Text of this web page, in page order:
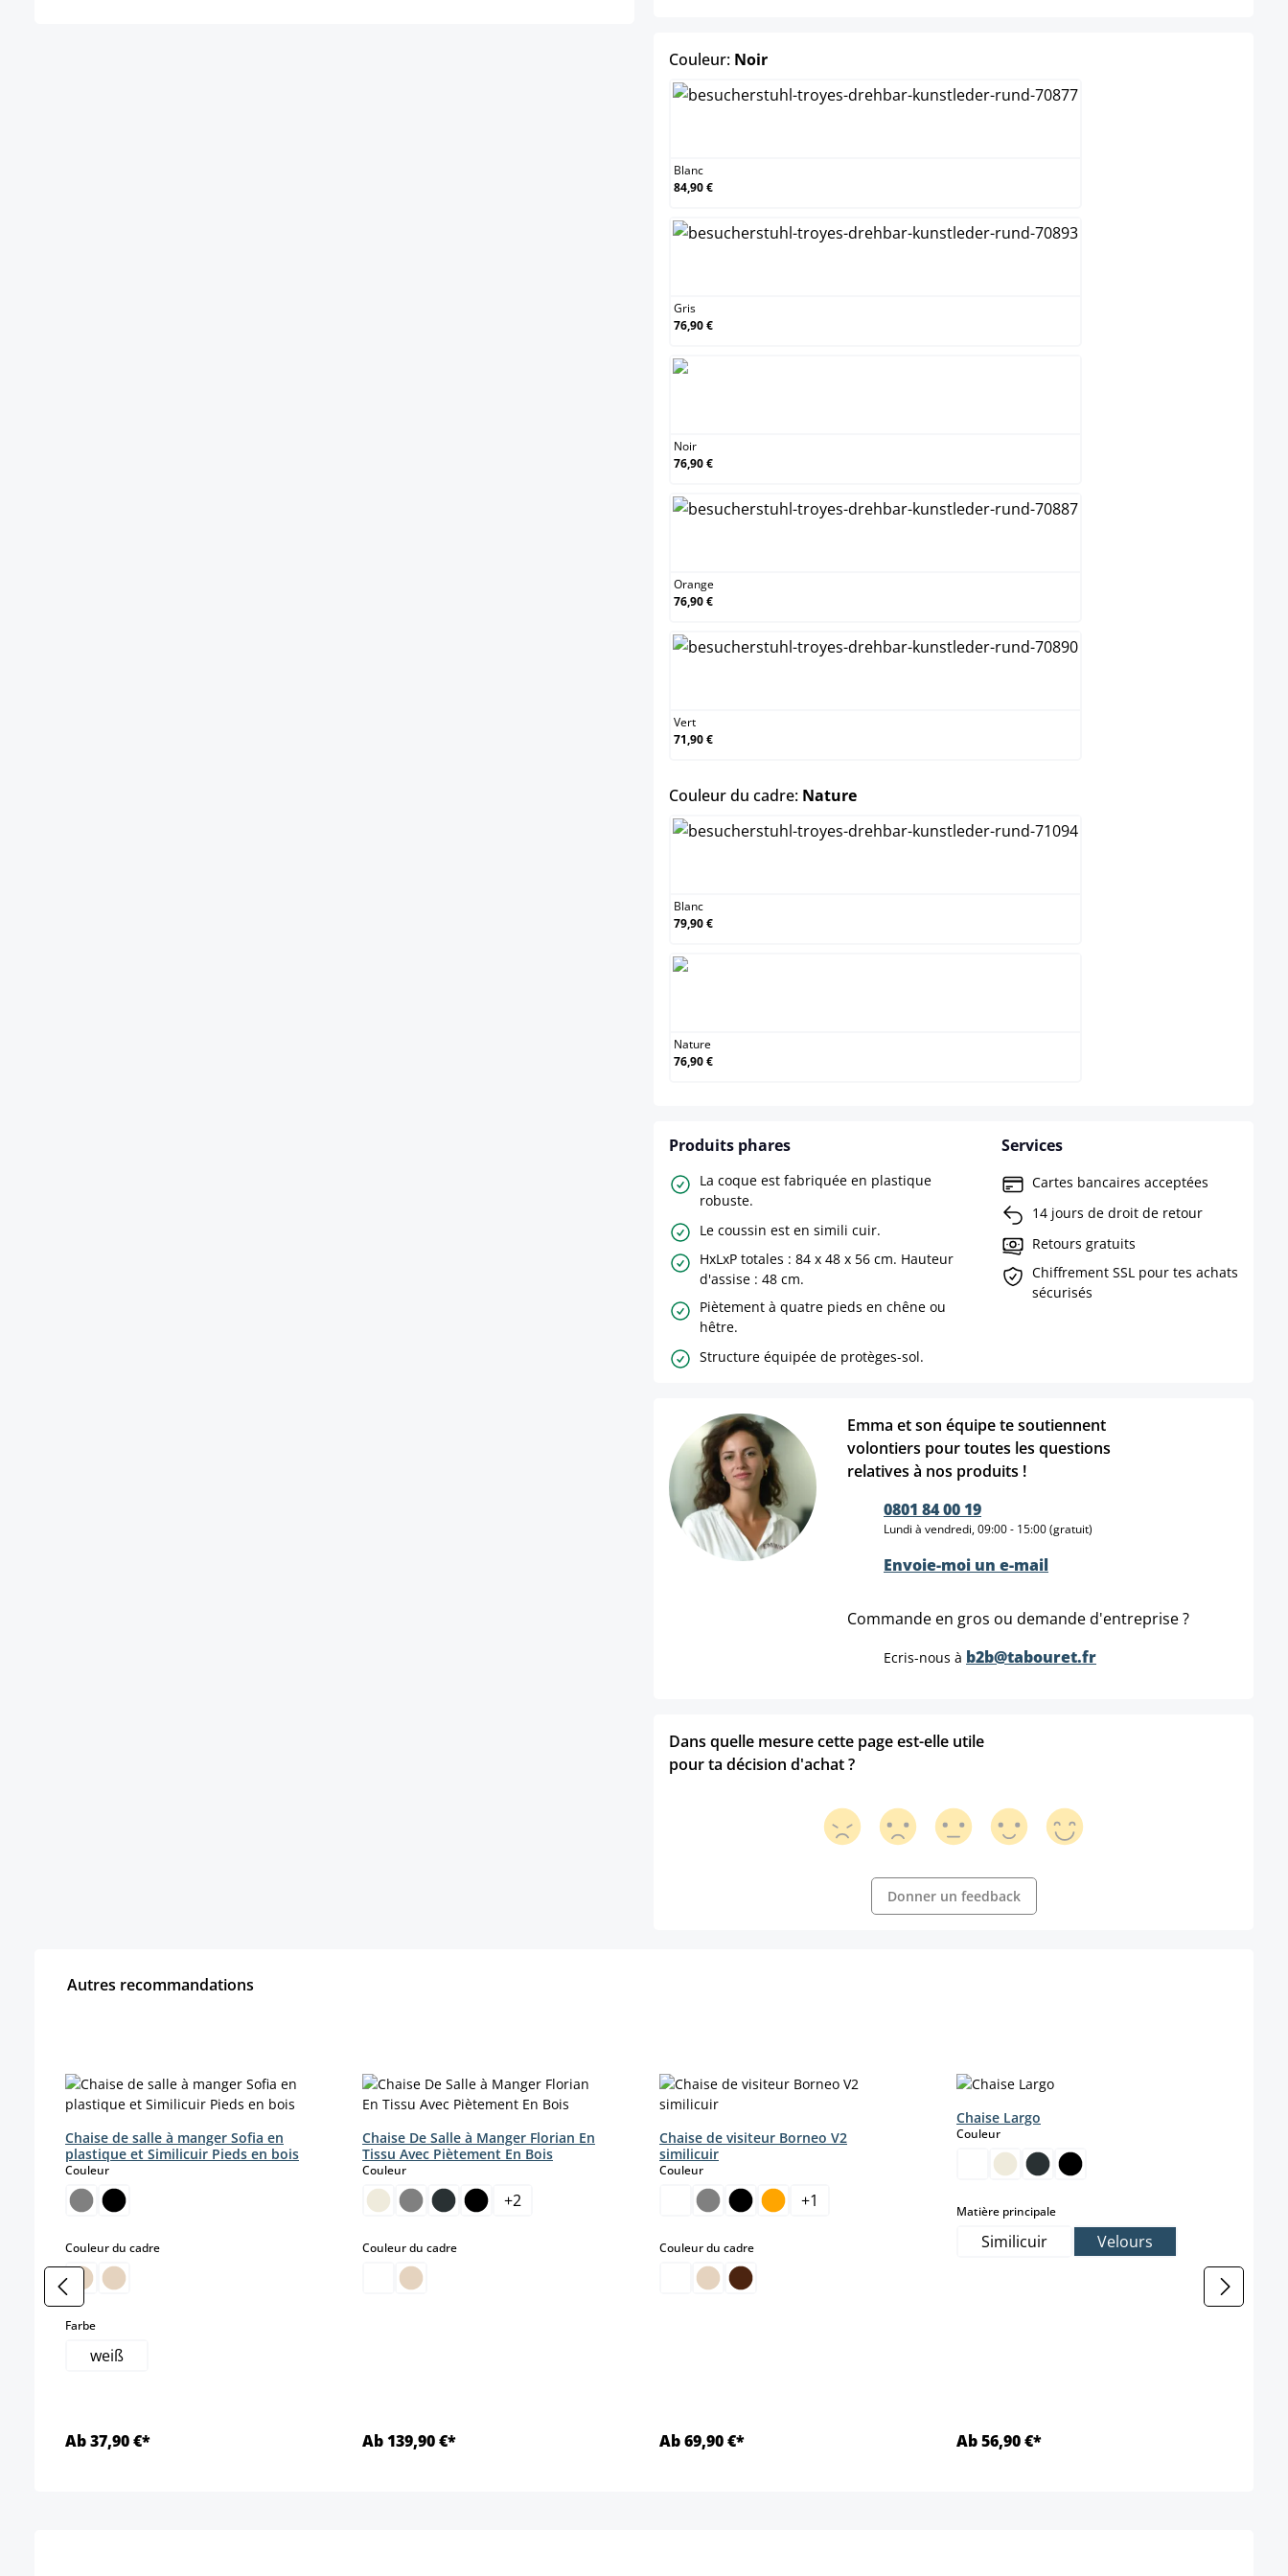
Couleur: Noirselect
Blanc
84,90 €
Gris
76,90 €
Noir
76,90 €
Orange
76,90 €
Vert
71,90 €
Couleur du cadre: Natureselect
Blanc
79,90 €
Nature
76,90 €
Produits phares
La coque est fabriquée en plastique
robuste.
Le coussin est en simili cuir.
HxLxP totales : 84 x 48 x 56 cm. Hauteur
d'assise : 48 cm.
Piètement à quatre pieds en chêne ou
hêtre.
Structure équipée de protèges-sol.
Services
Cartes bancaires acceptées
14 jours de droit de retour
Retours gratuits
Chiffrement SSL pour tes achats
sécurisés
Emma et son équipe te soutiennent
volontiers pour toutes les questions
relatives à nos produits !
0801 84 00 19
Lundi à vendredi, 09:00 - 15:00 (gratuit)
Envoie-moi un e-mail
Commande en gros ou demande d'entreprise ?
Ecris-nous à b2b@tabouret.fr
Dans quelle mesure cette page est-elle utile
pour ta décision d'achat ?
Donner un feedback
Autres recommandations
Chaise de salle à manger Sofia en
plastique et Similicuir Pieds en bois
Couleurselect
Couleur du cadreselect
Farbeselect
weiß
Ab 37,90 €*
Chaise De Salle à Manger Florian En
Tissu Avec Piètement En Bois
Couleurselect
+2
Couleur du cadreselect
Ab 139,90 €*
Chaise de visiteur Borneo V2
similicuir
Couleurselect
+1
Couleur du cadreselect
Ab 69,90 €*
Chaise Largo
Couleurselect
Matière principaleselect
Similicuir Velours
Ab 56,90 €*